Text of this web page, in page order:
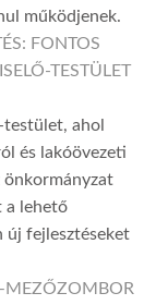
működjenek.
FONTOS
TESTÜLET
ahol
és lakóövezeti
önkormányzat
a lehető
új fejlesztéseket